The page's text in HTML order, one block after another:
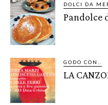
DOLCI DA
Pandolce
GODO CON..
LA